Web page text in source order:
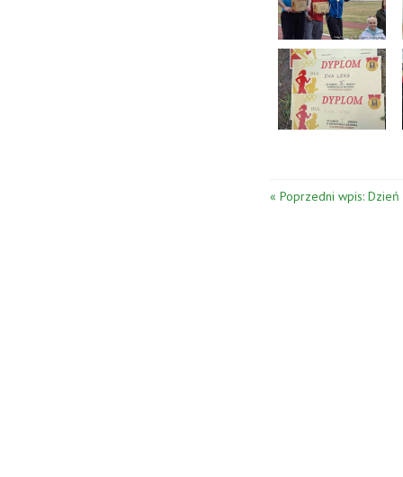
« Poprzedni wpis: Dzień